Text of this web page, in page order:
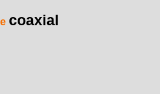
coaxial